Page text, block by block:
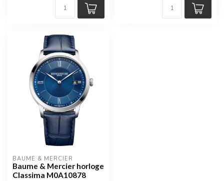
BAUME & MERCIER
Baume & Mercier horloge
Classima M0A10878